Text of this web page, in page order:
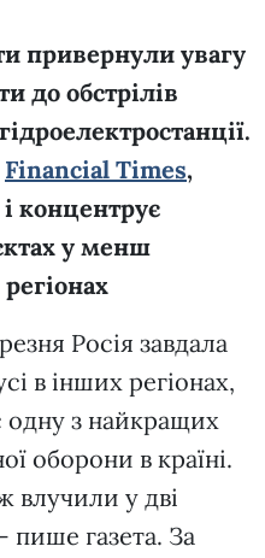
привернули увагу
до обстрілів
Financial Times,
концентрує
у менш
Росія завдала
в інших регіонах,
одну з найкращих
оборони в країні.
влучили у дві
пише газета. За